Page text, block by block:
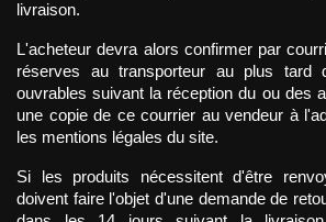
livraison.
L'acheteur devra alors confirmer par
réserves au transporteur au plus tard
ouvrables suivant la réception du ou des
une copie de ce courrier au vendeur à
les mentions légales du site.
Si les produits nécessitent d'être
doivent faire l'objet d'une demande de